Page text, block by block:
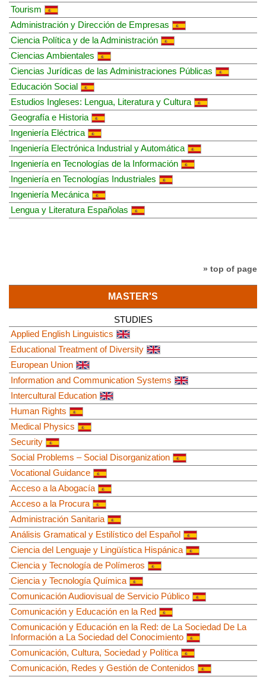
Tourism
Administración y Dirección de Empresas
Ciencia Política y de la Administración
Ciencias Ambientales
Ciencias Jurídicas de las Administraciones Públicas
Educación Social
Estudios Ingleses: Lengua, Literatura y Cultura
Geografía e Historia
Ingeniería Eléctrica
Ingeniería Electrónica Industrial y Automática
Ingeniería en Tecnologías de la Información
Ingeniería en Tecnologías Industriales
Ingeniería Mecánica
Lengua y Literatura Españolas
» top of page
MASTER'S
STUDIES
Applied English Linguistics
Educational Treatment of Diversity
European Union
Information and Communication Systems
Intercultural Education
Human Rights
Medical Physics
Security
Social Problems – Social Disorganization
Vocational Guidance
Acceso a la Abogacía
Acceso a la Procura
Administración Sanitaria
Análisis Gramatical y Estilístico del Español
Ciencia del Lenguaje y Lingüística Hispánica
Ciencia y Tecnología de Polímeros
Ciencia y Tecnología Química
Comunicación Audiovisual de Servicio Público
Comunicación y Educación en la Red
Comunicación y Educación en la Red: de La Sociedad De La
Información a La Sociedad del Conocimiento
Comunicación, Cultura, Sociedad y Política
Comunicación, Redes y Gestión de Contenidos